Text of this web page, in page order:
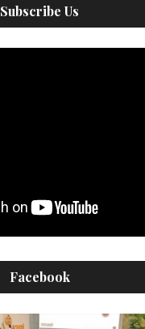
Subscribe Us
Facebook